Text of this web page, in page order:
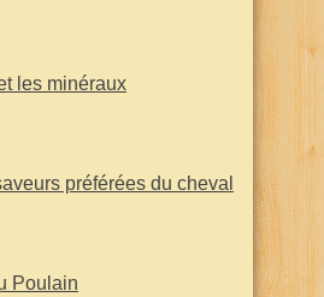
les minéraux
préférées du cheval
Poulain